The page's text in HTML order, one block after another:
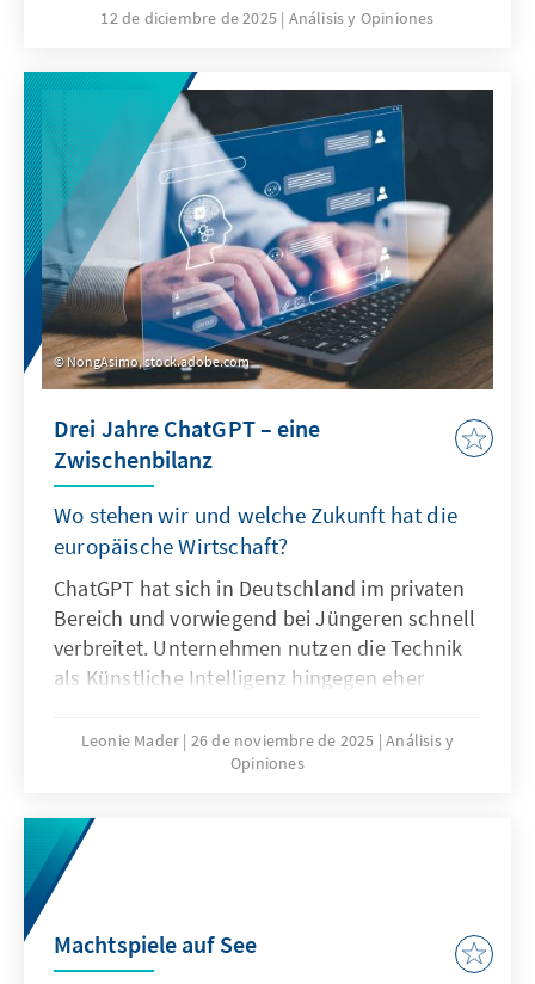
nach Herkunft. Für Quoten zugunsten von
verfassungsrechtliche Grundlage. Das Papier
zeigt: Sonderregelungen für neu
eingewanderte Menschen sind nur zu Beginn
sinnvoll. Später besteht die herausfordernde
Aufgabe der Abgrenzung der Gruppe.
12 de diciembre de 2025 Análisis y Opiniones
NongAsimo, stock.adobe.com
Drei Jahre ChatGPT – eine
Zwischenbilanz
Wo stehen wir und welche Zukunft hat die
europäische Wirtschaft?
ChatGPT hat sich in Deutschland im privaten
Bereich und vorwiegend bei Jüngeren schnell
verbreitet. Unternehmen nutzen die Technik
als Künstliche Intelligenz hingegen eher
hierfür sind nicht nur technische
Eigenschaften von ChatGPT, sondern auch
oder die Spezifikation. Für Europa geht es
deshalb nicht darum, ChatGPT mit
Verzögerung nachzubauen. Vielmehr gilt es
außereuropäische so anzupassen, dass sie als
Produkte besser zu den institutionalisierten
Leonie Mader 26 de noviembre de 2025 Análisis y
Opiniones
Machtspiele auf See